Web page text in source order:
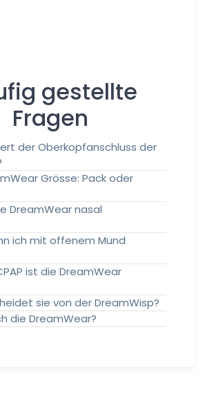
gestellte
Fragen
der Oberkopfanschluss der
Grösse: Pack oder
DreamWear nasal
ich mit offenem Mund
ist die DreamWear
sie von der DreamWisp?
die DreamWear?